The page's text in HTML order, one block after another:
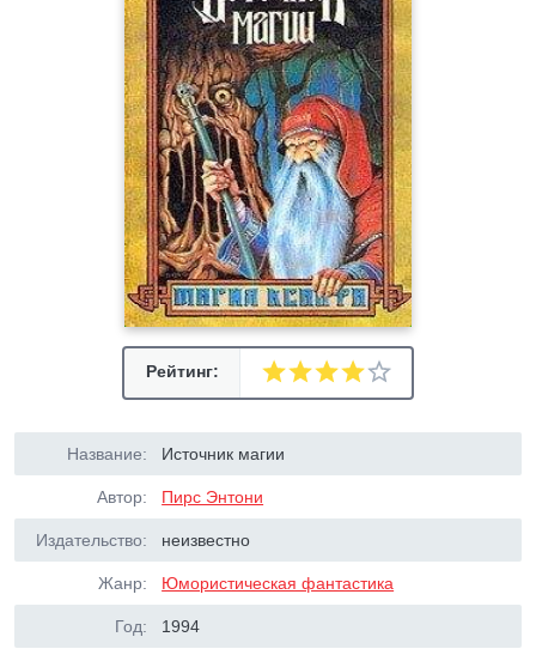
Рейтинг:
Название: Источник магии
Автор: Пирс Энтони
Издательство: неизвестно
Жанр: Юмористическая фантастика
Год: 1994